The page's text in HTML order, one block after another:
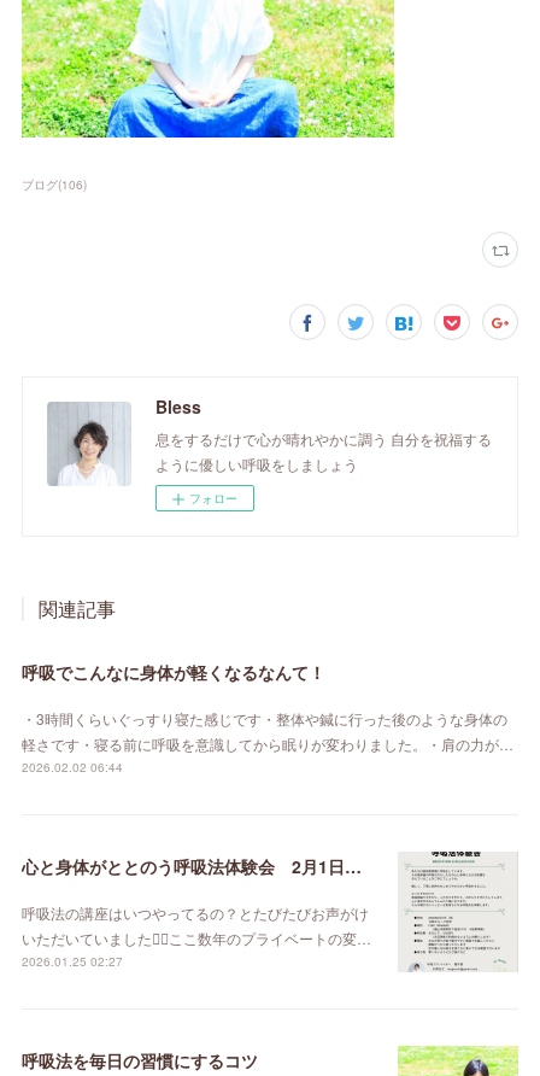
ブログ(106)
Bless
息をするだけで心が晴れやかに調う 自分を祝福する
ように優しい呼吸をしましょう
フォロー
関連記事
呼吸でこんなに身体が軽くなるなんて！
・3時間くらいぐっすり寝た感じです・整体や鍼に行った後のような身体の
軽さです・寝る前に呼吸を意識してから眠りが変わりました。・肩の力が…
2026.02.02 06:44
心と身体がととのう呼吸法体験会 2月1日（日）
呼吸法の講座はいつやってるの？とたびたびお声がけ
いただいていました🙇‍♀️ここ数年のプライベートの変…
2026.01.25 02:27
呼吸法を毎日の習慣にするコツ